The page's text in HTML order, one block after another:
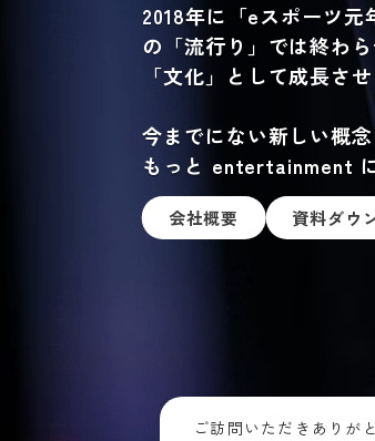
2018年に「eスポーツ
の「流行り」では終わ
「文化」として成長さ
今までにない新しい概
もっと entertainment
会社概要 資料ダウ
ご訪問いただきありが